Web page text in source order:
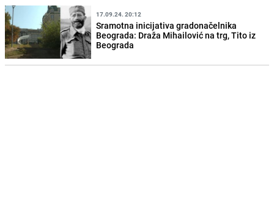
17.09.24. 20:12
Sramotna inicijativa gradonačelnika
Beograda: Draža Mihailović na trg, Tito iz
Beograda